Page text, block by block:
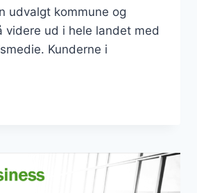
udvalgt kommune og
videre ud i hele landet med
Kunderne i